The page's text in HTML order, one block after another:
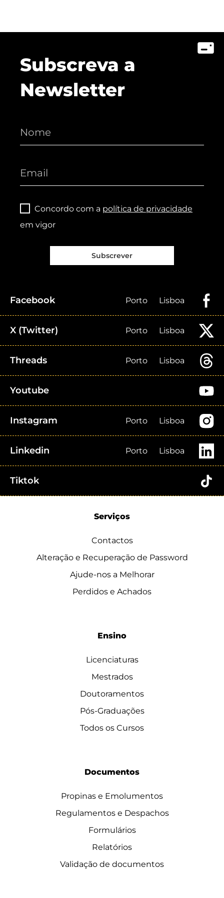
Subscreva a
Newsletter
Concordo com a política de privacidade
em vigor
Subscrever
Facebook Porto Lisboa
X (Twitter) Porto Lisboa
Threads Porto Lisboa
Youtube
Instagram Porto Lisboa
Linkedin Porto Lisboa
Tiktok
Serviços
Contactos
Alteração e Recuperação de Password
Ajude-nos a Melhorar
Perdidos e Achados
Ensino
Licenciaturas
Mestrados
Doutoramentos
Pós-Graduações
Todos os Cursos
Documentos
Propinas e Emolumentos
Regulamentos e Despachos
Formulários
Relatórios
Validação de documentos